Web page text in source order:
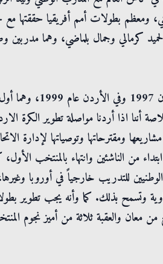
بطولات أمم أفريقيا حققتها مع
كرمالي وجمال بلماضي، وهما مدربين
وعندنا في الأردن حققنا
أننا اذا أردنا مواصلة تطوير الكرة
ومقترحاتها وتوصياتها لإدارة
من الناشئين وانتهاء بالمنتخب الأول،
الوطنيين للتدريب خارجياً في أوروبا
خاوية وتسمح بذلك. كما وأنه يجب تطوير
معان والعقبة ثلاثة من أميز نجوم